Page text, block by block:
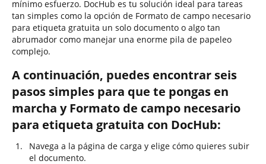
mínimo esfuerzo. DocHub es tu solución ideal para tareas
tan simples como la opción de Formato de campo necesario
para etiqueta gratuita un solo documento o algo tan
abrumador como manejar una enorme pila de papeleo
complejo.
A continuación, puedes encontrar seis
pasos simples para que te pongas en
marcha y Formato de campo necesario
para etiqueta gratuita con DocHub:
Navega a la página de carga y elige cómo quieres subir
el documento.